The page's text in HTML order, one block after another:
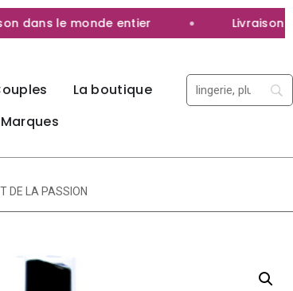
dans le monde entier Livraison
La boutique
DE LA PASSION